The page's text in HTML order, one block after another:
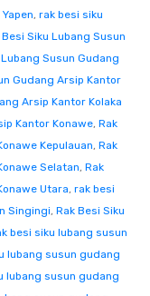
, rak besi siku
Besi Siku Lubang Susun
Susun Gudang
Gudang Arsip Kantor
Arsip Kantor Kolaka
Kantor Konawe, Rak
Kepulauan, Rak
Selatan, Rak
Utara, rak besi
Singingi, Rak Besi Siku
besi siku lubang susun
lubang susun gudang
lubang susun gudang